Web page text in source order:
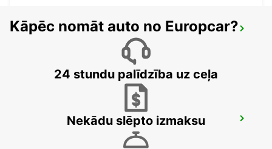
LES HERBIERS
LES HERBIERS - FRANCE
NIORT RAILWAY STATION
Kāpēc nomāt auto no Europcar?
24 stundu palīdzība uz ceļa
Nekādu slēpto izmaksu